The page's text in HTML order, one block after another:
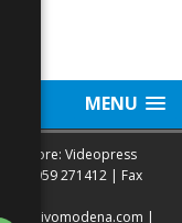
MENU
Editore: Videopress
059 271412 | Fax
|